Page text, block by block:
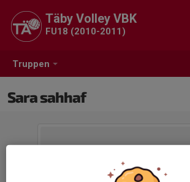
Truppen
Täby Volley VBK
FU18 (2010-2011)
Sara sahhaf